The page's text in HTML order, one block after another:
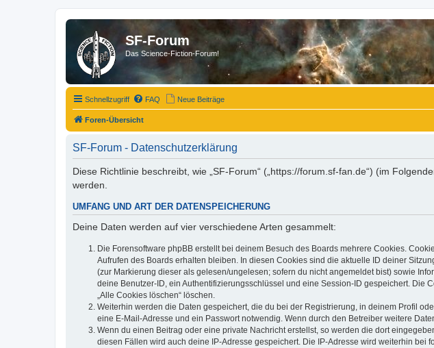
SF-Forum
Das Science-Fiction-Forum!
Schnellzugriff FAQ Neue Beiträge
Foren-Übersicht
SF-Forum - Datenschutzerklärung
Diese Richtlinie beschreibt, wie „SF-Forum“ („https://forum.sf-fan.de“) (im
werden.
UMFANG UND ART DER DATENSPEICHERUNG
Deine Daten werden auf vier verschiedene Arten gesammelt:
Die Forensoftware phpBB erstellt bei deinem Besuch des Boards mehrere Cookies.
Aufrufen des Boards erhalten bleiben. In diesen Cookies sind die aktuelle ID deiner
(zur Markierung dieser als gelesen/ungelesen; sofern du nicht angemeldet bist) sowie
deine Benutzer-ID, ein Authentifizierungsschlüssel und eine Session-ID gespeichert. Die
„Alle Cookies löschen“ löschen.
Weiterhin werden die Daten gespeichert, die du bei der Registrierung, in deinem Profil
eine E-Mail-Adresse und ein Passwort notwendig. Wenn durch den Betreiber weitere
Wenn du einen Beitrag oder eine private Nachricht erstellst, so werden die dort
diesen Fällen wird auch deine IP-Adresse gespeichert. Die IP-Adresse wird weiterhin